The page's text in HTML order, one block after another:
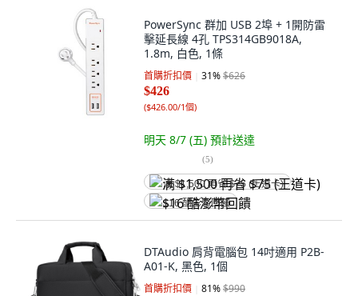
PowerSync 群加 USB 2埠 + 1開防雷
擊延長線 4孔 TPS314GB9018A,
1.8m, 白色, 1條
首購折扣價 31%$626
$426
($426.00/1個)
明天 8/7 (五) 預計送達
(5)
满 $1,500 再省 $75 (王道卡)
$16 酷澎幣回饋
DTAudio 肩背電腦包 14吋適用 P2B-
A01-K, 黑色, 1個
首購折扣價 81%$990